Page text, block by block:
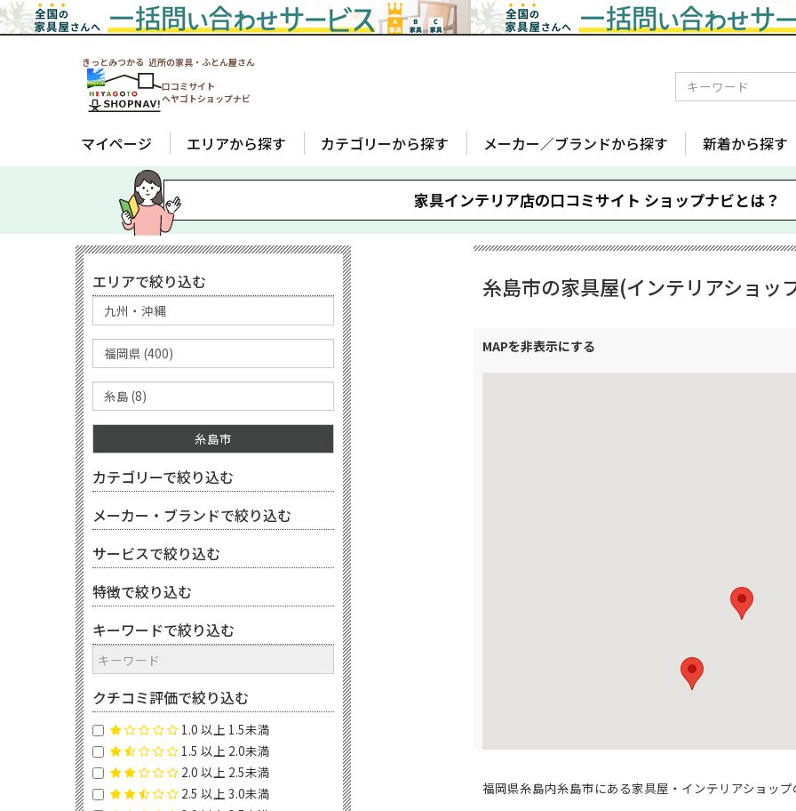
きっとみつかる 近所の家具・ふとん屋さん
口コミサイト
ヘヤゴトショップナビ
マイページ エリアから探す カテゴリーから探す メーカー／ブランドから探す 新着から探す
家具インテリア店の口コミサイト ショップナビとは？
糸島市の家具屋(インテリアショッ
福岡県糸島内糸島市にある家具屋・インテリアショップ
エリアで絞り込む
糸島市
カテゴリーで絞り込む
メーカー・ブランドで絞り込む
サービスで絞り込む
特徴で絞り込む
キーワードで絞り込む
クチコミ評価で絞り込む
1.0 以上 1.5未満
1.5 以上 2.0未満
2.0 以上 2.5未満
2.5 以上 3.0未満